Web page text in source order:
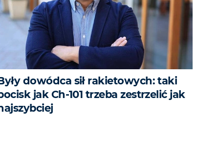
dowódca sił rakietowych: taki
jak Ch-101 trzeba zestrzelić jak